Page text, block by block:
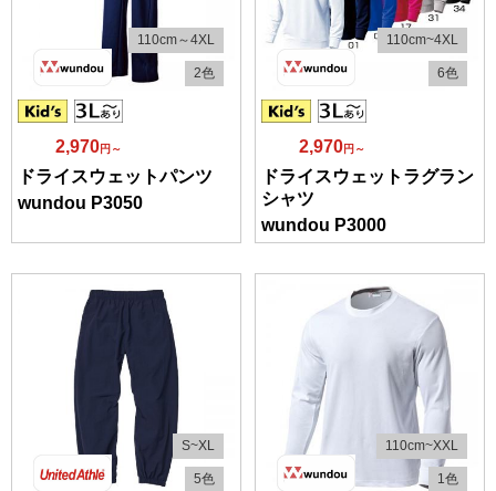
2色
110cm～4XL
2,970円～
ドライスウェットパンツ
wundou P3050
6色
110cm~4XL
2,970円～
ドライスウェットラグラン
シャツ
wundou P3000
5色
S~XL
1色
110cm~XXL